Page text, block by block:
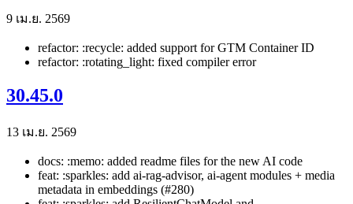
9 เม.ย. 2569
refactor: :recycle: added support for GTM Container ID
refactor: :rotating_light: fixed compiler error
30.45.0
13 เม.ย. 2569
docs: :memo: added readme files for the new AI code
feat: :sparkles: add ai-rag-advisor, ai-agent modules + media
metadata in embeddings (#280)